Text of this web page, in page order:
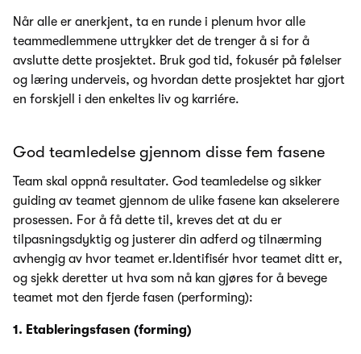
Når alle er anerkjent, ta en runde i plenum hvor alle
teammedlemmene uttrykker det de trenger å si for å
avslutte dette prosjektet. Bruk god tid, fokusér på følelser
og læring underveis, og hvordan dette prosjektet har gjort
en forskjell i den enkeltes liv og karriére.
God teamledelse gjennom disse fem fasene
Team skal oppnå resultater. God teamledelse og sikker
guiding av teamet gjennom de ulike fasene kan akselerere
prosessen. For å få dette til, kreves det at du er
tilpasningsdyktig og justerer din adferd og tilnærming
avhengig av hvor teamet er.Identifisér hvor teamet ditt er,
og sjekk deretter ut hva som nå kan gjøres for å bevege
teamet mot den fjerde fasen (performing):
1. Etableringsfasen (forming)